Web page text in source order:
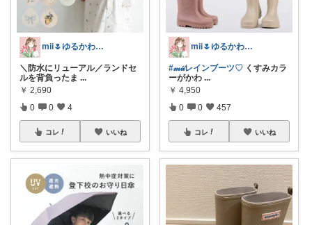
mii🌷ゆるかわアイテム探し🔍🫧
＼防水にリューアル／ランドセ
ルを背負ったま ...
￥ 2,690
0 0 4
コレ いいね
mii🌷ゆるかわアイテム探し🔍🫧
#𝓂𝒾𝒾レインブーツ♡ くすみカラ
ーがかわ ...
￥ 4,950
0 0 457
コレ いいね